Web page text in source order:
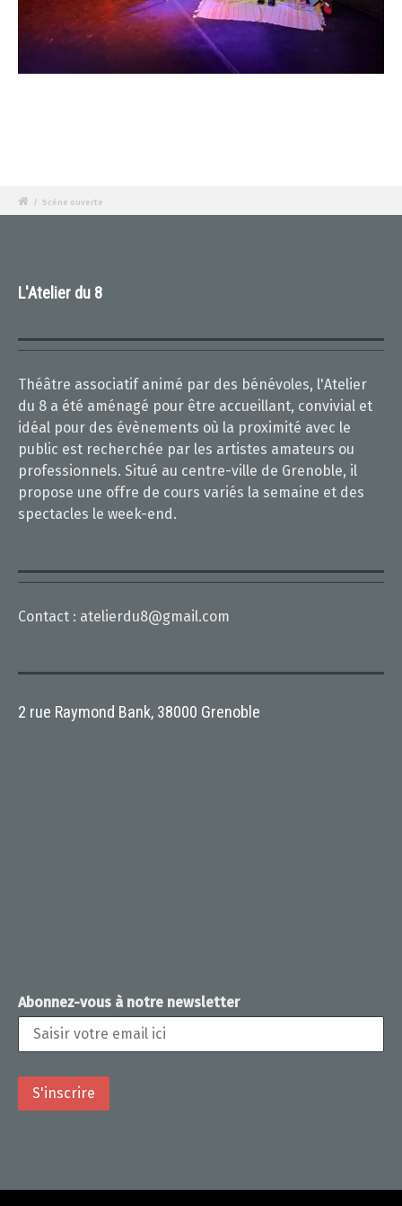
/ Scène ouverte
L'Atelier du 8
Théâtre associatif animé par des bénévoles, l'Atelier
du 8 a été aménagé pour être accueillant, convivial et
idéal pour des évènements où la proximité avec le
public est recherchée par les artistes amateurs ou
professionnels. Situé au centre-ville de Grenoble, il
propose une offre de cours variés la semaine et des
spectacles le week-end.
Contact : atelierdu8@gmail.com
2 rue Raymond Bank, 38000 Grenoble
Abonnez-vous à notre newsletter